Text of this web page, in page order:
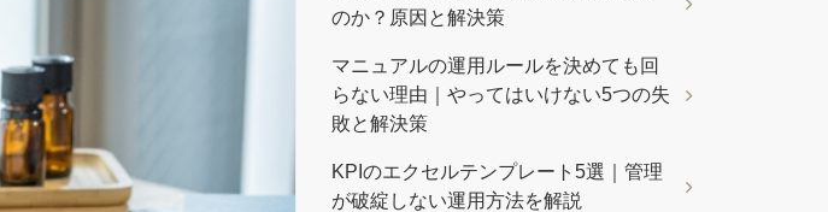
のか？原因と解決策
マニュアルの運用ルールを決めても回
らない理由｜やってはいけない5つの失
敗と解決策
KPIのエクセルテンプレート5選｜管理
が破綻しない運用方法を解説